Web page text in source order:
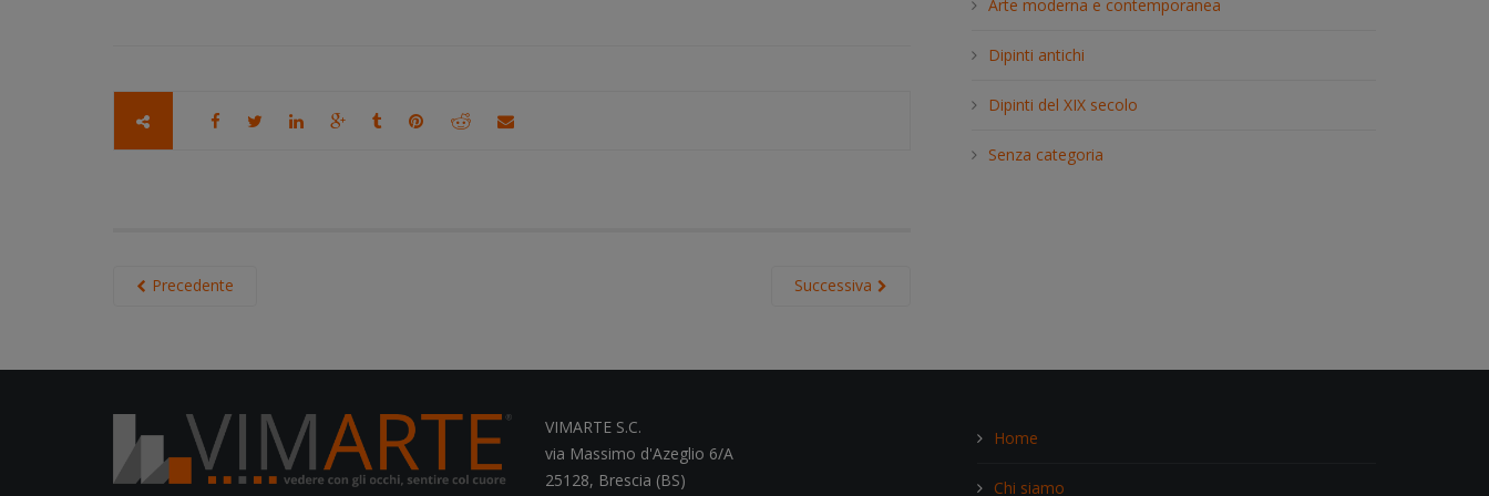
Successiva
Precedente
h
Arte moderna e contemporanea
Dipinti antichi
Dipinti del XIX secolo
Senza categoria
VIMARTE S.C.
via Massimo d'Azeglio 6/A
25128, Brescia (BS)
Home
Chi siamo